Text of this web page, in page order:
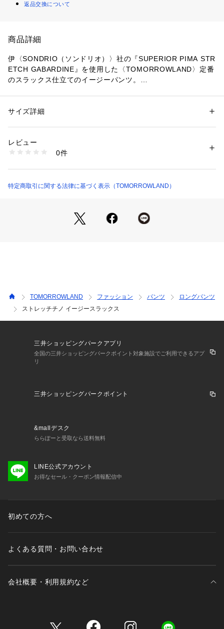
返品交換について
商品詳細
伊〈SONDRIO（ソンドリオ）〉社の『SUPERIOR PIMA STR
ETCH GABARDINE』を使用した〈TOMORROWLAND〉定番
のスラックス仕立てのイージーパンツ。
に仕上げました。
店舗にお問い合わせの際は、下記の商品番号をお申し付けくだ
性別：メンズ
素材：コットン97％ ポリウレタン3％
洗濯：手洗い、漂白不可、タンブル乾燥不可、自然乾燥、アイロン仕上げ
可、ドライ可、ウエットクリーニング可
商品番号：1095000016917 （モール）
サイズ詳細
レビュー
0件
特定商取引に関する法律に基づく表示（TOMORROWLAND）
TOMORROWLAND ファッション パンツ
ロングパンツ
ストレッチチノ イージースラックス
三井ショッピングパークアプリ
全国の三井ショッピングパークポイント対象施設でご利用できるアプ
リ
三井ショッピングパークポイント
&mallデスク
ららぽーと受取なら送料無料
LINE公式アカウント
お得なセール・クーポン情報配信中
初めての方へ
よくある質問・お問い合わせ
会社概要・利用規約など